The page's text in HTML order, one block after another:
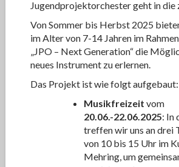
Jugendprojektorchester geht in die
Von Sommer bis Herbst 2025
im Alter von 7-14 Jahren im
„JPO – Next Generation“ die
neues Instrument zu erlernen.
Das Projekt ist wie folgt aufgebaut:
Musikfreizeit vom
20.06.-22.06.2025: In
treffen wir uns an drei
von 10 bis 15 Uhr im
Mehring, um